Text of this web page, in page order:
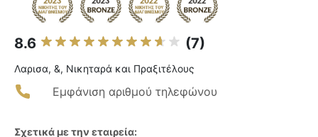
8.6 (7)
Λαρισα, &, Νικηταρά και Πραξιτέλους
Εμφάνιση αριθμού τηλεφώνου
Σχετικά με την εταιρεία: